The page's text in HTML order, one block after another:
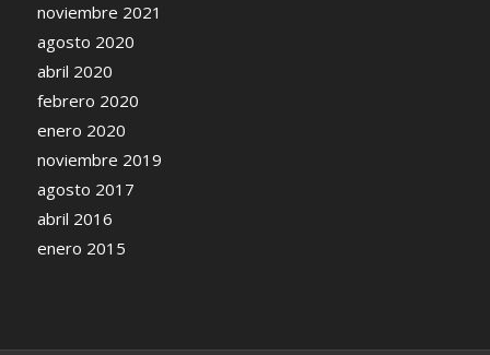
noviembre 2021
agosto 2020
abril 2020
febrero 2020
enero 2020
noviembre 2019
agosto 2017
abril 2016
enero 2015